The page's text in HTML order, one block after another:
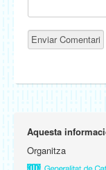
Aquesta
Organitza